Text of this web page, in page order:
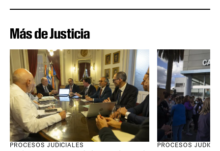
Más de Justicia
PROCESOS JUDICIALES PROCESOS